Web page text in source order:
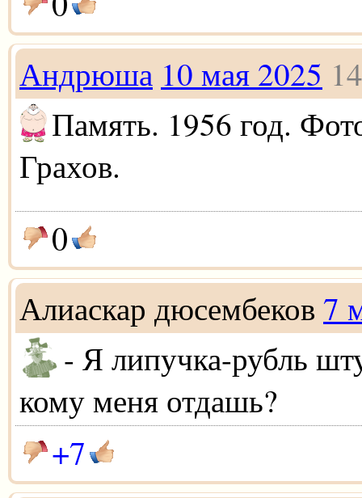
Андрюша 10 мая 2025
Память. 1956 год.
Грахов.
0
Алиаскар дюсембеков 7
- Я липучка-рубль
кому меня отдашь?
+7